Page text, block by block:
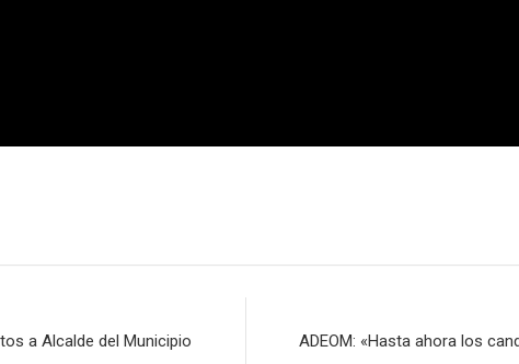
a Alcalde del Municipio
ADEOM: «Hasta ahora los